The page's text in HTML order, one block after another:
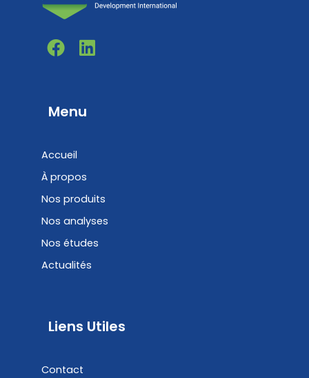
F
a
b
o
L
i
e
Menu
Accueil
À propos
Nos produits
Nos analyses
Nos études
Actualités
Liens Utiles
Contact